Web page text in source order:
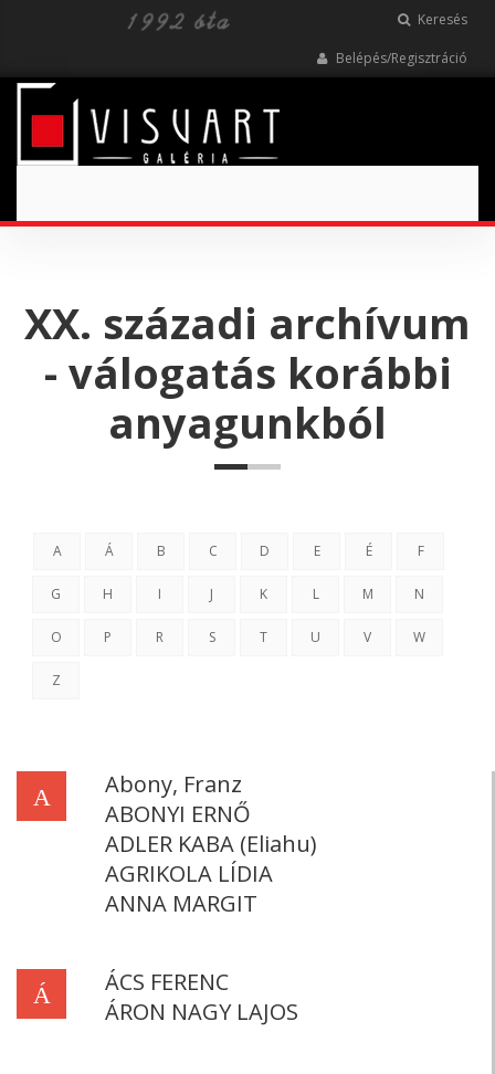
Keresés
Belépés/Regisztráció
XX. századi archívum
- válogatás korábbi
anyagunkból
A Á B C D E É F
G H I J K L M N
O P R S T U V W
Z
A
Abony, Franz
ABONYI ERNŐ
ADLER KABA (Eliahu)
AGRIKOLA LÍDIA
ANNA MARGIT
Á
ÁCS FERENC
ÁRON NAGY LAJOS